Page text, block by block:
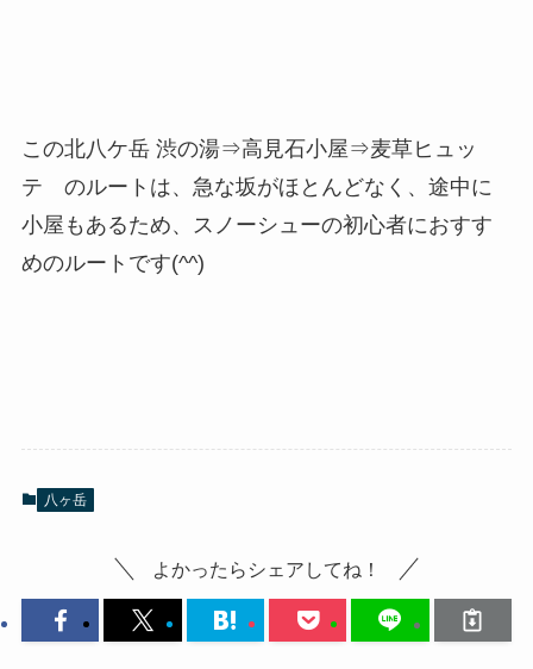
この北八ケ岳 渋の湯⇒高見石小屋⇒麦草ヒュッ
テ のルートは、急な坂がほとんどなく、途中に
小屋もあるため、スノーシューの初心者におすす
めのルートです(^^)
八ヶ岳
よかったらシェアしてね！